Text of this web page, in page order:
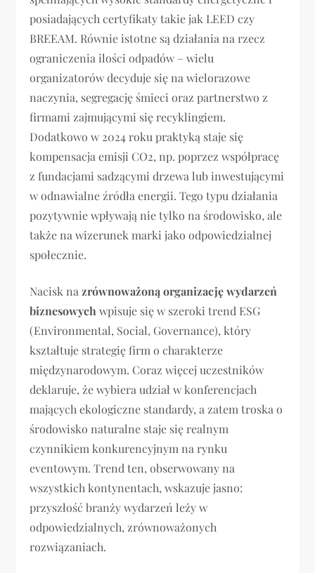
posiadających certyfikaty takie jak LEED czy
BREEAM. Równie istotne są działania na rzecz
ograniczenia ilości odpadów – wielu
organizatorów decyduje się na wielorazowe
naczynia, segregację śmieci oraz partnerstwo z
firmami zajmującymi się recyklingiem.
Dodatkowo w 2024 roku praktyką staje się
kompensacja emisji CO2, np. poprzez współpracę
z fundacjami sadzącymi drzewa lub inwestującymi
w odnawialne źródła energii. Tego typu działania
pozytywnie wpływają nie tylko na środowisko, ale
także na wizerunek marki jako odpowiedzialnej
społecznie.
Nacisk nazrównoważoną organizację wydarzeń
biznesowych wpisuje się w szeroki trend ESG
(Environmental, Social, Governance), który
kształtuje strategię firm o charakterze
międzynarodowym. Coraz więcej uczestników
deklaruje, że wybiera udział w konferencjach
mających ekologiczne standardy, a zatem troska o
środowisko naturalne staje się realnym
czynnikiem konkurencyjnym na rynku
eventowym. Trend ten, obserwowany na
wszystkich kontynentach, wskazuje jasno:
przyszłość branży wydarzeń leży w
odpowiedzialnych, zrównoważonych
rozwiązaniach.